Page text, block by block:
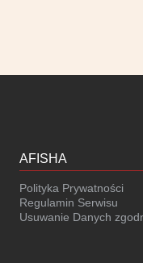
AFISHA
Polityka Prywatności
Regulamin Serwisu
Usuwanie Danych